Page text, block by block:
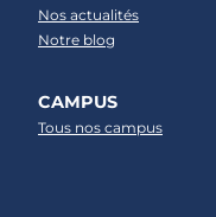
Nos actualités
Notre blog
CAMPUS
Tous nos campus